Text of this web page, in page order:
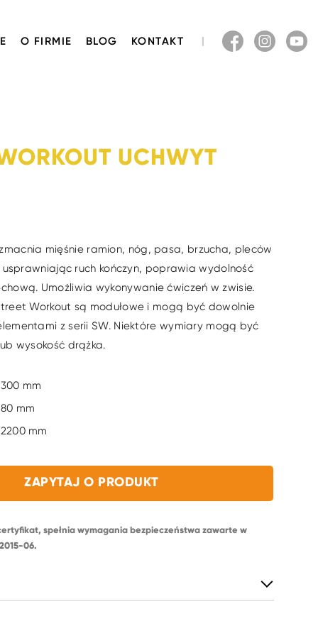
O FIRMIE BLOG KONTAKT
UCHWYT
mięśnie ramion, nóg, pasa, brzucha, pleców
ruch kończyn, poprawia wydolność
Umożliwia wykonywanie ćwiczeń w zwisie.
Workout są modułowe i mogą być dowolnie
z serii SW. Niektóre wymiary mogą być
wysokość drążka.
300 mm
80 mm
2200 mm
ZAPYTAJ O PRODUKT
spełnia wymagania bezpieczeństwa zawarte w
06.